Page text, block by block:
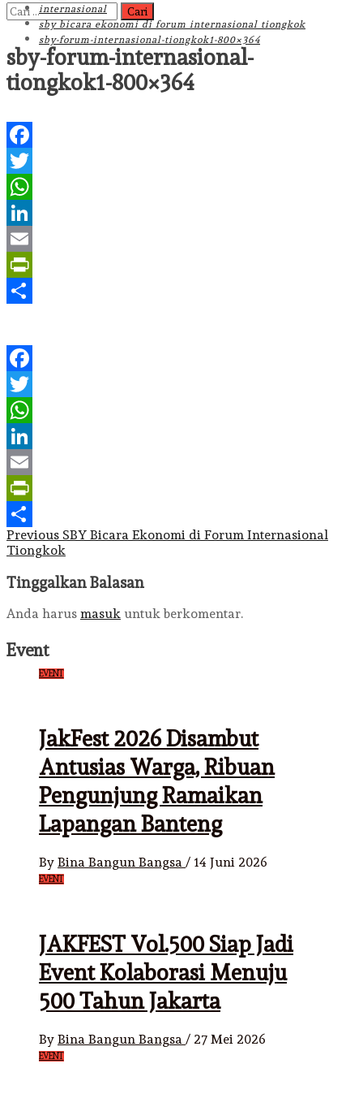
Cari
untuk:
internasional
sby bicara ekonomi di forum internasional tiongkok
sby-forum-internasional-tiongkok1-800×364
sby-forum-internasional-
tiongkok1-800×364
Facebook
Twitter
WhatsApp
LinkedIn
Email
PrintFriendly
Facebook
Twitter
WhatsApp
LinkedIn
Email
PrintFriendly
Share
Post
navigation
Previous SBY Bicara Ekonomi di Forum Internasional
Tiongkok
Tinggalkan Balasan
Anda harus masuk untuk berkomentar.
Event
EVENT
JakFest 2026 Disambut
Antusias Warga, Ribuan
Pengunjung Ramaikan
Lapangan Banteng
By Bina Bangun Bangsa / 14 Juni 2026
EVENT
JAKFEST Vol.500 Siap Jadi
Event Kolaborasi Menuju
500 Tahun Jakarta
By Bina Bangun Bangsa / 27 Mei 2026
EVENT